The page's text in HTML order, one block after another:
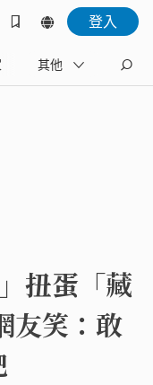
登入
其他
扭蛋「藏
友笑：敢